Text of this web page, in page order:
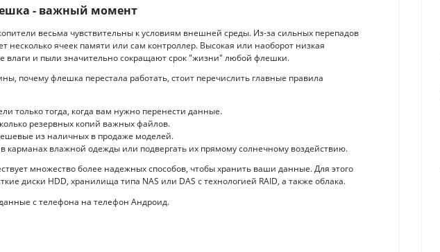
- важный момент
весьма чувствительны к условиям внешней среды. Из-за сильных перепадов
несколько ячеек памяти или сам контроллер. Высокая или наоборот низкая
влаги и пыли значительно сокращают срок "жизни" любой флешки.
почему флешка перестала работать, стоит перечислить главные правила
только тогда, когда вам нужно перенести данные.
резервных копий важных файлов.
из наличных в продаже моделей.
карманах влажной одежды или подвергать их прямому солнечному воздействию.
множество более надежных способов, чтобы хранить ваши данные. Для этого
диски HDD, хранилища типа NAS или DAS с технологией RAID, а также облака.
с телефона на телефон Андроид.